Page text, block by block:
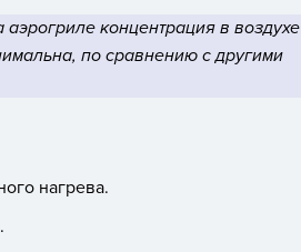
аэрогриле концентрация в воздухе
по сравнению с другими
нагрева.